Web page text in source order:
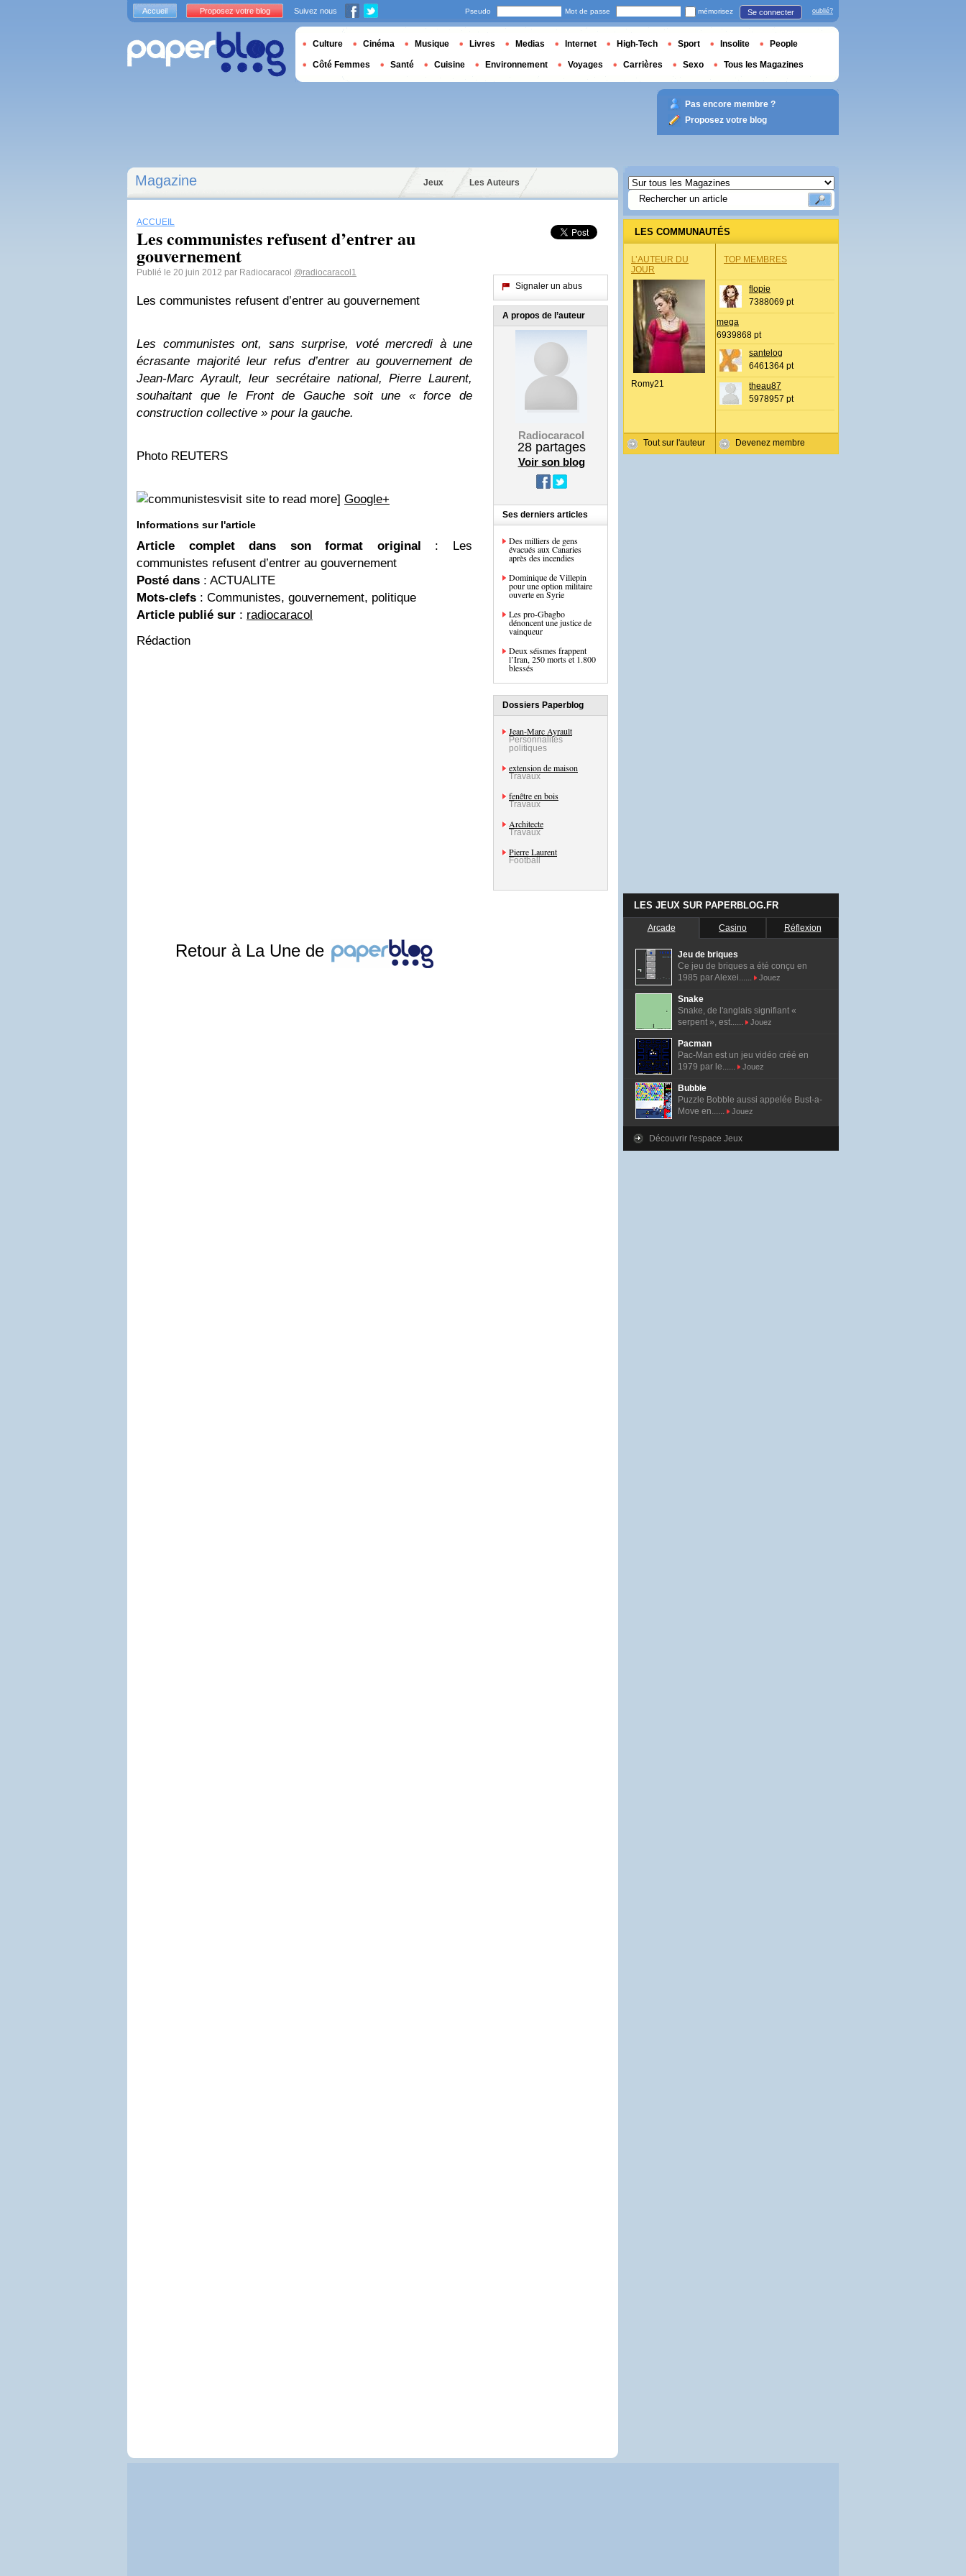
Magazine Jeux Les Auteurs
ACCUEIL
Les communistes refusent d’entrer au
gouvernement
Publié le 20 juin 2012 par Radiocaracol @radiocaracol1
Les communistes refusent d’entrer au gouvernement
Les communistes ont, sans surprise, voté mercredi à une
écrasante majorité leur refus d’entrer au gouvernement de
Jean-Marc Ayrault, leur secrétaire national, Pierre Laurent,
souhaitant que le Front de Gauche soit une « force de
construction collective » pour la gauche.
Photo REUTERS
visit site to read more] Google+
Informations sur l'article
Article complet dans son format original : Les
communistes refusent d’entrer au gouvernement
Posté dans : ACTUALITE
Mots-clefs : Communistes, gouvernement, politique
Article publié sur : radiocaracol
Rédaction
Retour à La Une de
Signaler un abus
A propos de l’auteur
Radiocaracol
28partages
Voir son blog
Ses derniers articles
Des milliers de gens
évacués aux Canaries
après des incendies
Dominique de Villepin
pour une option militaire
ouverte en Syrie
Les pro-Gbagbo
dénoncent une justice de
vainqueur
Deux séismes frappent
l’Iran, 250 morts et 1.800
blessés
Dossiers Paperblog
Jean-Marc Ayrault
Personnalités
politiques
extension de maison
Travaux
fenêtre en bois
Travaux
Architecte
Travaux
Pierre Laurent
Football
LES COMMUNAUTÉS
L’AUTEUR DU
JOUR
Romy21
Tout sur l'auteur
TOP MEMBRES
flopie
7388069 pt
mega
6939868 pt
santelog
6461364 pt
theau87
5978957 pt
Devenez membre
LES JEUX SUR PAPERBLOG.FR
Arcade Casino Réflexion
Jeu de briques
Ce jeu de briques a été conçu en
1985 par Alexei......
Jouez
Snake
Snake, de l'anglais signifiant «
serpent », est......
Jouez
Pacman
Pac-Man est un jeu vidéo créé en
1979 par le......
Jouez
Bubble
Puzzle Bobble aussi appelée Bust-a-
Move en......
Jouez
Découvrir l'espace Jeux
Accueil Proposez votre blog Suivez nous Pseudo Mot de passe mémorisez Se connecter oublié?
Culture Cinéma Musique Livres Medias Internet High-Tech Sport Insolite People
Côté Femmes Santé Cuisine Environnement Voyages Carrières Sexo Tous les Magazines
Pas encore membre ?
Proposez votre blog